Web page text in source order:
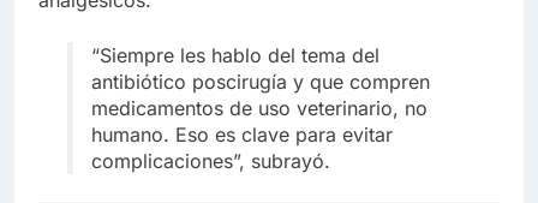
“Siempre les hablo del tema del
antibiótico poscirugía y que compren
medicamentos de uso veterinario, no
humano. Eso es clave para evitar
complicaciones”, subrayó.